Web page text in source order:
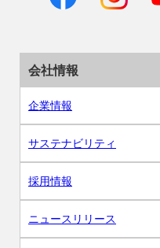
会社情報
企業情報
サステナビリティ
採用情報
ニュースリリース